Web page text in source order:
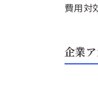
費用対
企業